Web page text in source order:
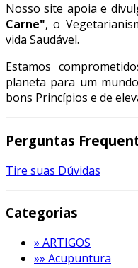
Nosso site apoia e
Carne", o
vida Saudável.
Estamos
planeta para um
bons Princípios e de
Perguntas
Tire suas Dúvidas
Categorias
» ARTIGOS
»» Acupuntura